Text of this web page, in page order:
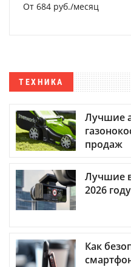
От 684 руб./месяц
ТЕХНИКА
Лучшие
продаж
Лучшие
2026
Как